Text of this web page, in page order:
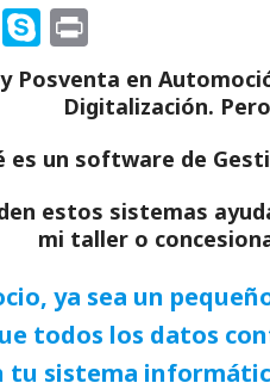
G
m
ai
S
k
y
p
e
ri
n
t
Posventa en
Digitalización.
es un software de
estos sistemas
mi taller o
ya sea un
todos los datos
tu sistema